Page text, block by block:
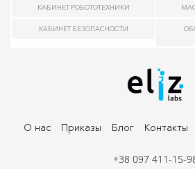
КАБИНЕТ РОБОТОТЕХНИКИ
КАБИНЕТ БЕЗОПАСНОСТИ
О нас Приказы Блог Контакты
+38 097 411-15-